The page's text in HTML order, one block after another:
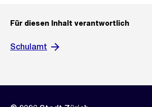
Für diesen Inhalt verantwortlich
Schulamt